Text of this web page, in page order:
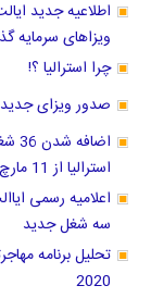
اطلاعیه جدید
ویزاهای سرمایه
چرا استرالیا ؟!
صدور ویزای جدید
استرالیا از 11 مارچ 2019
سه شغل جدید
2020